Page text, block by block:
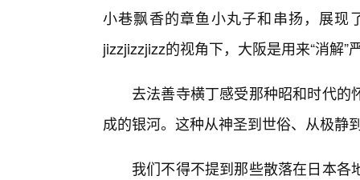
小巷飘香的章鱼小丸子和串扬，展现
jizzjizzjizz的视角下，大阪是用来“消解”
去法善寺横丁感受那种昭和时代
成的银河。这种从神圣到世俗、从极静
我们不得不提到那些散落在日本